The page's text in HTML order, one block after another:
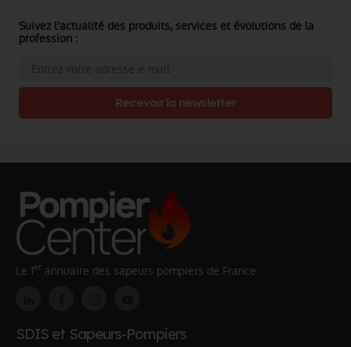
Suivez l'actualité des produits, services et évolutions de la
profession :
Recevoir la newsletter
Le 1er annuaire des sapeurs pompiers de France.
SDIS et Sapeurs-Pompiers